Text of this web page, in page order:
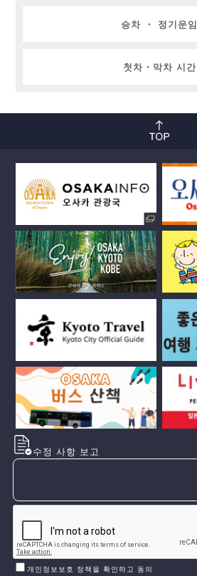
승차 ・ 정기운임
첫차・막차 시간
수정 사항 보고
개인정보보호 정책을 확인하고 동의